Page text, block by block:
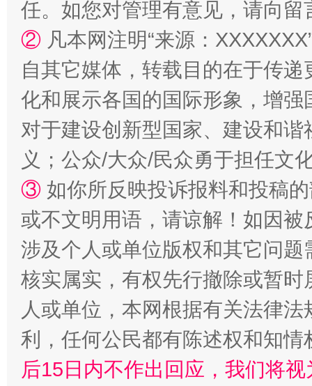
“蜀中异人”王建安的艺术幻境
完善运行机制助力责任有效落实 一纸欠
任。如您对管理有意见，请向
② 凡本网注明“来源：
自其它媒体，转载目的在于传
化和展示各国的国际形象，增
对于建设创新型国家、建设和
义；公众/大众/民众勇于担任文
③ 如你所反映投诉报料和投稿
或不文明用语，请谅解！如因
涉及个人或单位版权和其它问题
核实属实，有权先行撤除或暂
人或单位，本网根据有关法律
利，任何公民都有陈述权和知情
后15日内不作出回应，我们将